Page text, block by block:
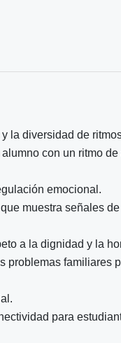
la diversidad de
con un ritmo
emocional.
muestra señales
a la dignidad y la
problemas familiares
para